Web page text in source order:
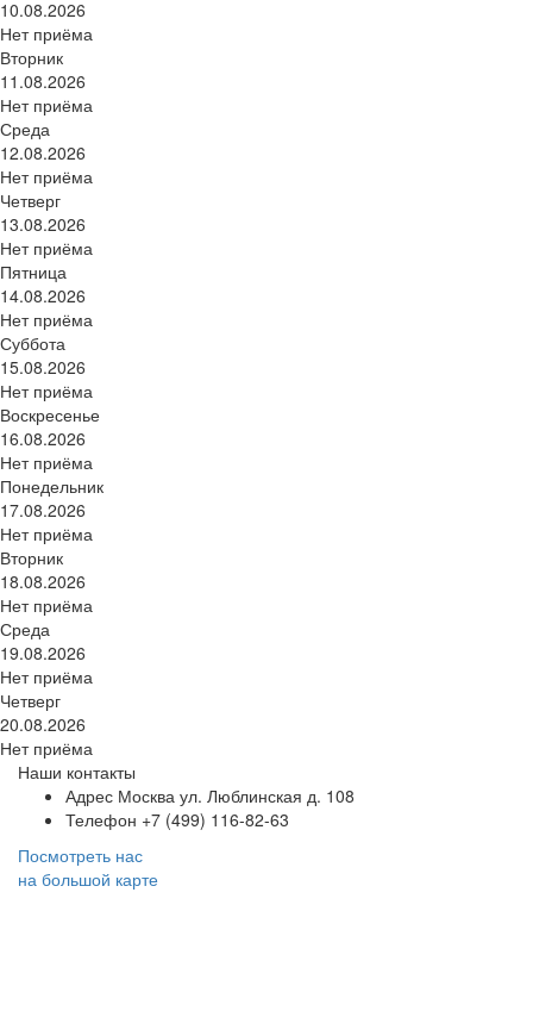
10.08.2026
Нет приёма
Вторник
11.08.2026
Нет приёма
Среда
12.08.2026
Нет приёма
Четверг
13.08.2026
Нет приёма
Пятница
14.08.2026
Нет приёма
Суббота
15.08.2026
Нет приёма
Воскресенье
16.08.2026
Нет приёма
Понедельник
17.08.2026
Нет приёма
Вторник
18.08.2026
Нет приёма
Среда
19.08.2026
Нет приёма
Четверг
20.08.2026
Нет приёма
Наши контакты
Адрес Москва ул. Люблинская д. 108
Телефон +7 (499) 116-82-63
Посмотреть нас
на большой карте